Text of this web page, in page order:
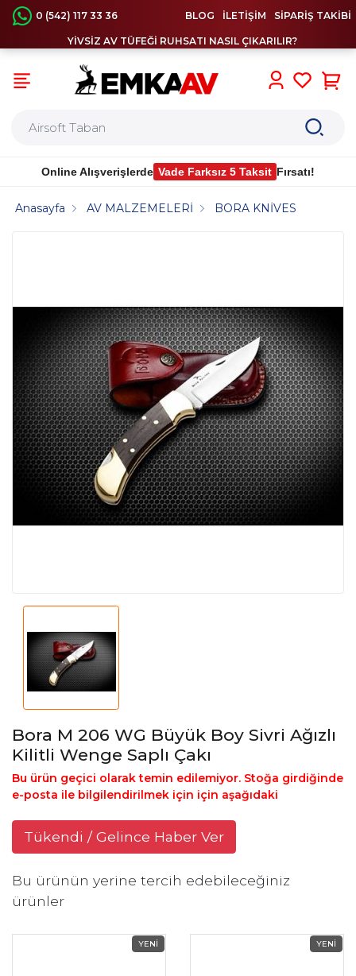
0 (542) 117 33 36 BLOG İLETİŞİM SİPARİŞ TAKİBİ
YİVSİZ AV TÜFEĞİ RUHSATI NASIL ÇIKARILIR?
Online Alışverişlerde Vade Farksız 5 Taksit Fırsatı!
Anasayfa AV MALZEMELERİ BORA KNİVES
Bora M 206 WG Büyük Boy Sivri Ağızlı
Kilitli Wenge Saplı Çakı
Bu ürün geçici olarak temin edilemiyor. Stoğa girdiğinde
e-posta ile bilgilendirilmek için için aşağıdaki
Tükendi / Gelince Haber Ver
Bu ürünün yerine tercih edebileceğiniz
ürünler